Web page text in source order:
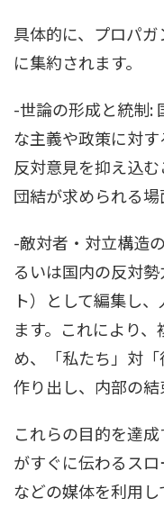
具体的に、プロパ
に集約されます。
-世論の形成と統制:
な主義や政策に対す
反対意見を抑え込
団結が求められる場
-敵対者・対立構造
るいは国内の反対
ト）として編集し
ます。これにより
め、「私たち」対
作り出し、内部の結
これらの目的を達
がすぐに伝わるス
などの媒体を利用